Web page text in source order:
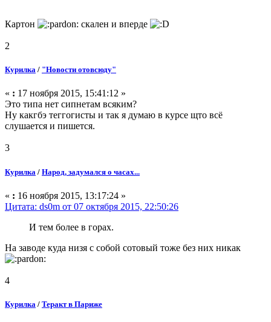
Картон скален и вперде
2
Курилка / "Новости отовсюду"
« : 17 ноября 2015, 15:41:12 »
Это типа нет сипнетам всяким?
Ну какгбэ теггогисты и так я думаю в курсе щто всё
слушается и пишется.
3
Курилка / Народ, задумался о часах...
« : 16 ноября 2015, 13:17:24 »
Цитата: ds0m от 07 октября 2015, 22:50:26
И тем более в горах.
На заводе куда низя с собой сотовый тоже без них никак
4
Курилка / Теракт в Париже